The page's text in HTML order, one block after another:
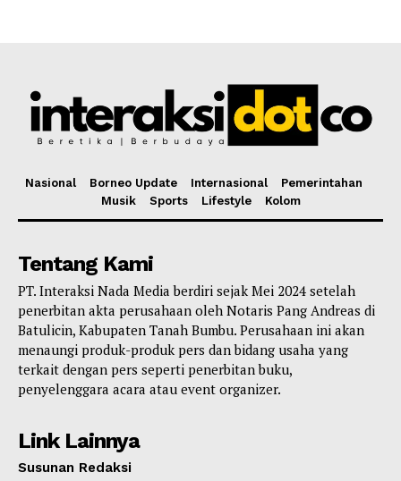
Nasional Borneo Update Internasional
Pemerintahan
Musik
Sports Lifestyle Kolom
Tentang Kami
PT. Interaksi Nada Media berdiri sejak Mei 2024 setelah
penerbitan akta perusahaan oleh Notaris Pang Andreas di
Batulicin, Kabupaten Tanah Bumbu. Perusahaan ini akan
menaungi produk-produk pers dan bidang usaha yang
terkait dengan pers seperti penerbitan buku,
penyelenggara acara atau event organizer.
Link Lainnya
Susunan Redaksi